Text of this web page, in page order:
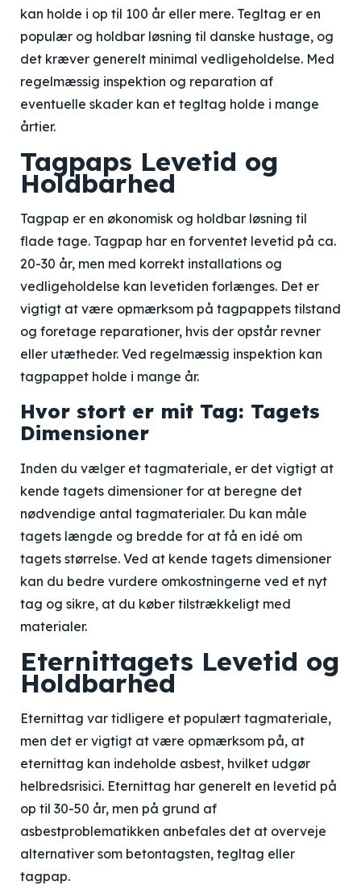
kan holde i op til 100 år eller mere. Tegltag er en
populær og holdbar løsning til danske hustage, og
det kræver generelt minimal vedligeholdelse. Med
regelmæssig inspektion og reparation af
eventuelle skader kan et tegltag holde i mange
årtier.
Tagpaps Levetid og
Holdbarhed
Tagpap er en økonomisk og holdbar løsning til
flade tage. Tagpap har en forventet levetid på ca.
20-30 år, men med korrekt installations og
vedligeholdelse kan levetiden forlænges. Det er
vigtigt at være opmærksom på tagpappets tilstand
og foretage reparationer, hvis der opstår revner
eller utætheder. Ved regelmæssig inspektion kan
tagpappet holde i mange år.
Hvor stort er mit Tag: Tagets
Dimensioner
Inden du vælger et tagmateriale, er det vigtigt at
kende tagets dimensioner for at beregne det
nødvendige antal tagmaterialer. Du kan måle
tagets længde og bredde for at få en idé om
tagets størrelse. Ved at kende tagets dimensioner
kan du bedre vurdere omkostningerne ved et nyt
tag og sikre, at du køber tilstrækkeligt med
materialer.
Eternittagets Levetid og
Holdbarhed
Eternittag var tidligere et populært tagmateriale,
men det er vigtigt at være opmærksom på, at
eternittag kan indeholde asbest, hvilket udgør
helbredsrisici. Eternittag har generelt en levetid på
op til 30-50 år, men på grund af
asbestproblematikken anbefales det at overveje
alternativer som betontagsten, tegltag eller
tagpap.